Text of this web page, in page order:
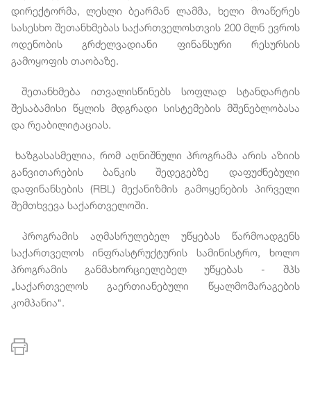
დირექტორმა, ლესლი ბეარმან ლამმა, ხელი
მოაწერეს
სასესხო შეთანხმებას საქართველოსთვის 200 მლნ ევროს
ოდენობის
გრძელვადიანი ფინანსური
რესურსის
გამოყოფის თაობაზე.
შეთანხმება ითვალისწინებს სოფლად
სტანდარტის
შესაბამისი წყლის მდგრადი სისტემების მშენებლობასა
და რეაბილიტაციას.
ხაზგასასმელია, რომ აღნიშნული პროგრამა არის აზიის
განვითარების
ბანკის შედეგებზე
დაფუძნებული
დაფინანსების (RBL) მექანიზმის გამოყენების პირველი
შემთხვევა საქართველოში.
პროგრამის აღმასრულებელ უწყებას
წარმოადგენს
საქართველოს
ინფრასტრუქტურის სამინისტრო, ხოლო
პროგრამის
განმახორციელებელ უწყებას - შპს
„საქართველოს გაერთიანებული
წყალმომარაგების
კომპანია“.